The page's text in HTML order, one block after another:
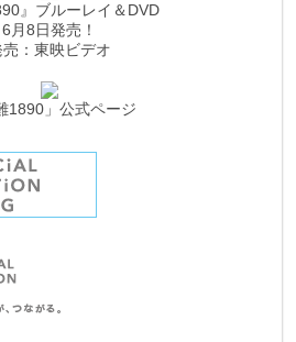
』ブルーレイ＆DVD
6月8日発売！
売：東映ビデオ
1890」公式ページ